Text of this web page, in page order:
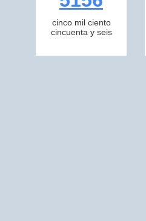
cinco mil ciento
cincuenta y seis